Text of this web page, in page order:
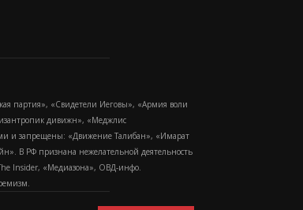
партия», «Свидетели Иеговы», «Армия воли
дивижн», «Меджлис
и запрещены: «Движение Талибан», «Имарат
В РФ признана нежелательной деятельность
Insider, «Медиазона», ОВД-инфо.